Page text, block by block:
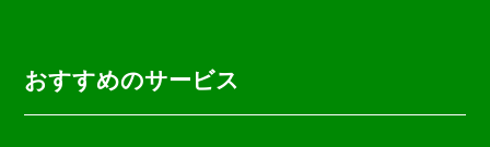
おすすめのサービス